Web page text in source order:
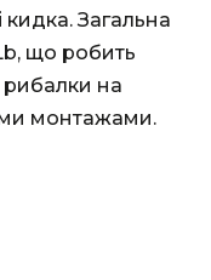
кидка. Загальна
що робить
на
монтажами.